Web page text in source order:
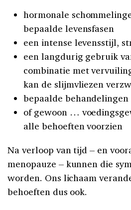
hormonale
bepaalde levensfasen
een intense levensstijl,
een langdurig gebruik
combinatie met
kan de slijmvliezen
bepaalde behandelingen
of gewoon …
alle behoeften voorzien
Na verloop van tijd – en
menopauze – kunnen die
worden. Ons lichaam
behoeften dus ook.